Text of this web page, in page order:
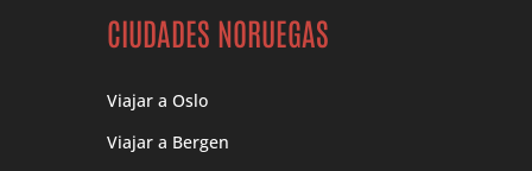
CIUDADES NORUEGAS
Viajar a Oslo
Viajar a Bergen